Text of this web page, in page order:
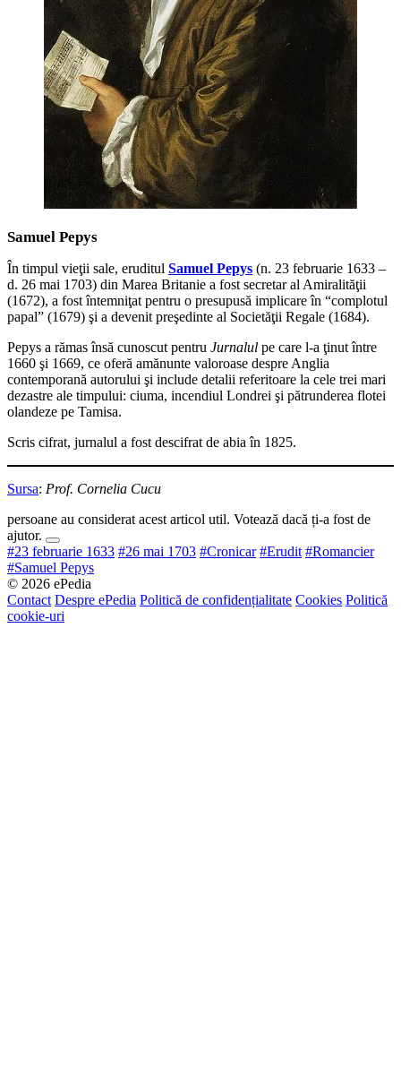
Samuel Pepys
În timpul vieţii sale, eruditul Samuel Pepys (n. 23 februarie 1633 –
d. 26 mai 1703) din Marea Britanie a fost secretar al Amiralităţii
(1672), a fost întemniţat pentru o presupusă implicare în “complotul
papal” (1679) şi a devenit preşedinte al Societăţii Regale (1684).
Pepys a rămas însă cunoscut pentru Jurnalul pe care l-a ţinut între
1660 şi 1669, ce oferă amănunte valoroase despre Anglia
contemporană autorului şi include detalii referitoare la cele trei mari
dezastre ale timpului: ciuma, incendiul Londrei şi pătrunderea flotei
olandeze pe Tamisa.
Scris cifrat, jurnalul a fost descifrat de abia în 1825.
Sursa: Prof. Cornelia Cucu
persoane au considerat acest articol util. Votează dacă ți-a fost de
ajutor.
#23 februarie 1633 #26 mai 1703 #Cronicar #Erudit #Romancier
#Samuel Pepys
© 2026 ePedia
Contact Despre ePedia Politică de confidențialitate Cookies Politică
cookie-uri